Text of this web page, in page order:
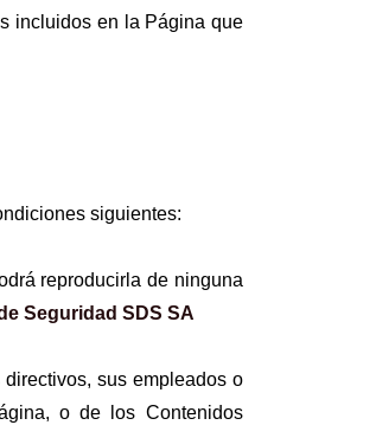
incluidos en la Página que
siguientes:
reproducirla de ninguna
Seguridad SDS SA
directivos, sus empleados o
o de los Contenidos